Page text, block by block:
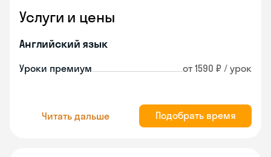
Услуги и цены
Английский язык
Уроки премиум от 1590 ₽ / урок
Читать дальше Подобрать время